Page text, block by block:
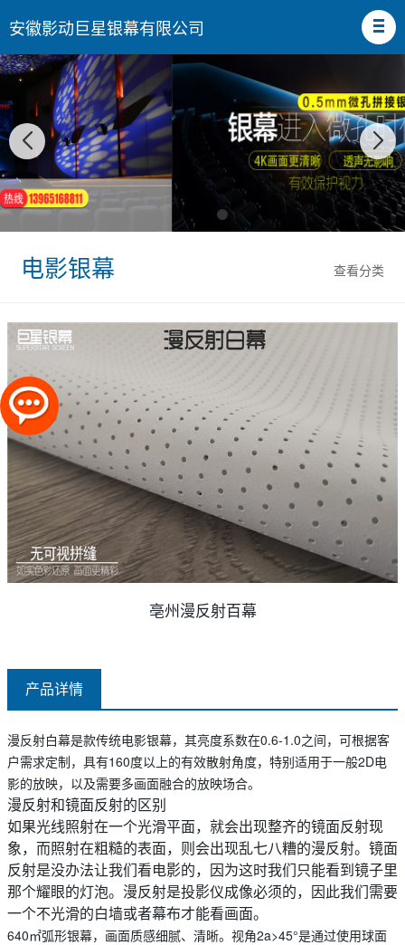
安徽影动巨星银幕有限公司
查看分类
电影银幕
亳州漫反射百幕
产品详情
漫反射白幕是款传统电影银幕，其亮度系数在0.6-1.0之间，可根据客
户需求定制，具有160度以上的有效散射角度，特别适用于一般2D电
影的放映，以及需要多画面融合的放映场合。
漫反射和镜面反射的区别
如果光线照射在一个光滑平面，就会出现整齐的镜面反射现
象，而照射在粗糙的表面，则会出现乱七八糟的漫反射。镜面
反射是没办法让我们看电影的，因为这时我们只能看到镜子里
那个耀眼的灯泡。漫反射是投影仪成像必须的，因此我们需要
一个不光滑的白墙或者幕布才能看画面。
640㎡弧形银幕，画面质感细腻、清晰。视角2a>45°是通过使用球面